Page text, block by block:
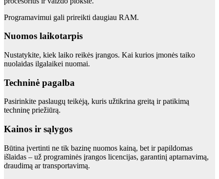
Programavimui gali prireikti daugiau RAM.
Nuomos laikotarpis
Nustatykite, kiek laiko reikės įrangos. Kai kurios įmonės taiko
nuolaidas ilgalaikei nuomai.
Techninė pagalba
Pasirinkite paslaugų teikėją, kuris užtikrina greitą ir patikimą
techninę priežiūrą.
Kainos ir sąlygos
Būtina įvertinti ne tik bazinę nuomos kainą, bet ir papildomas
išlaidas – už programinės įrangos licencijas, garantinį aptarnavimą,
draudimą ar transportavimą.